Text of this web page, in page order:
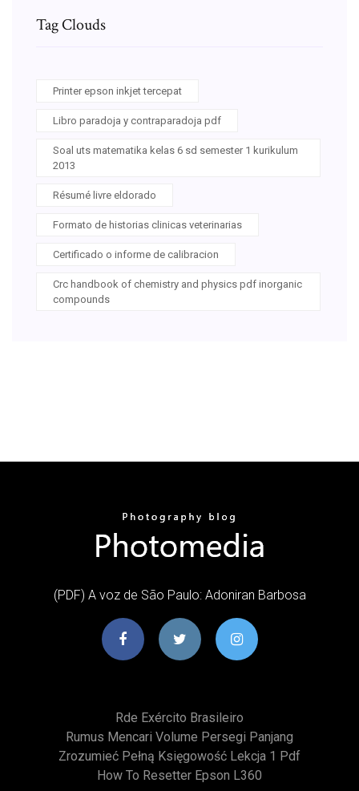
Tag Clouds
Printer epson inkjet tercepat
Libro paradoja y contraparadoja pdf
Soal uts matematika kelas 6 sd semester 1 kurikulum
2013
Résumé livre eldorado
Formato de historias clinicas veterinarias
Certificado o informe de calibracion
Crc handbook of chemistry and physics pdf inorganic
compounds
(PDF) A voz de São Paulo: Adoniran Barbosa
Rde Exército Brasileiro
Rumus Mencari Volume Persegi Panjang
Zrozumieć Pełną Księgowość Lekcja 1 Pdf
How To Resetter Epson L360